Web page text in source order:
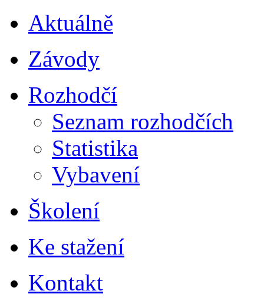
Aktuálně
Závody
Rozhodčí
Seznam rozhodčích
Statistika
Vybavení
Školení
Ke stažení
Kontakt